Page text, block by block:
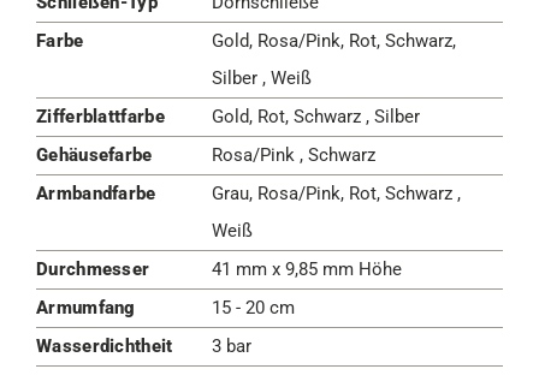
Farbe
Gold, Rosa/Pink, Rot, Schwarz,
Silber , Weiß
Zifferblattfarbe
Gold, Rot, Schwarz , Silber
Gehäusefarbe
Rosa/Pink , Schwarz
Armbandfarbe
Grau, Rosa/Pink, Rot, Schwarz ,
Weiß
Durchmesser
41 mm x 9,85 mm Höhe
Armumfang
15 - 20 cm
Wasserdichtheit
3 bar